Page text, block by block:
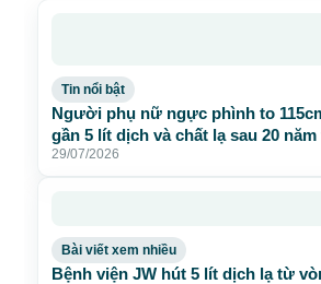
Tin nổi bật
Người phụ nữ ngực phình to
gần 5 lít dịch và chất lạ sau 20
tạo
29/07/2026
Bài viết xem nhiều
Bệnh viện JW hút 5 lít dịch lạ từ